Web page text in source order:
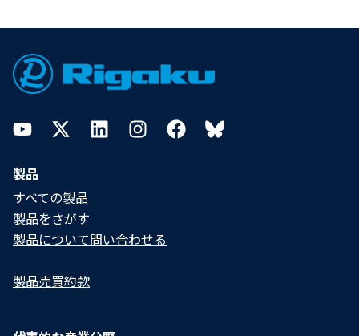
Footer
YouTubeTwitterLinkedInInstagramFacebookBluesky
製品
すべての製品
製品をさがす
製品について問い合わせる​
製品売買約款